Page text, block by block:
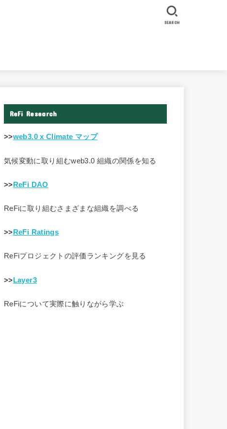
SEARCH
ReFi Research
>>web3.0 x Climate マップ
気候変動に取り組むweb3.0 組織の関係を知る
>> ReFi DAO
ReFiに取り組むさまざまな組織を調べる
>> ReFi Ratings
ReFiプロジェクトの評価ランキングを見る
>>Layer3
ReFiについて実際に触りながら学ぶ